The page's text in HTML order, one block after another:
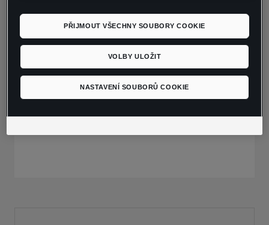
- Reliéfní logo CUPRA na hrudi
- Materiál: 85 % organická bavlna, 15 %
recyklovaný polyester
- Barva: modrá Moonslate
Pokyny k péči:
PŘIJMOUT VŠECHNY SOUBORY COOKIE
VOLBY ULOŽIT
NASTAVENÍ SOUBORŮ COOKIE